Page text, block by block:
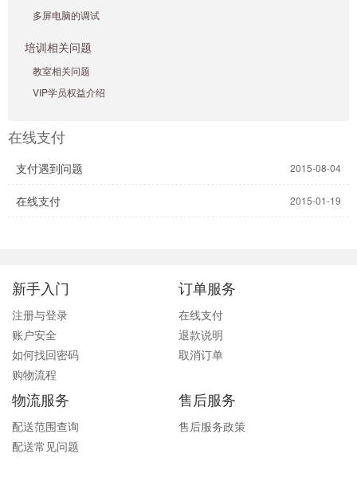
多屏电脑的调试
培训相关问题
教室相关问题
VIP学员权益介绍
在线支付
支付遇到问题 2015-08-04
在线支付 2015-01-19
新手入门
注册与登录
账户安全
如何找回密码
购物流程
订单服务
在线支付
退款说明
取消订单
物流服务
配送范围查询
配送常见问题
售后服务
售后服务政策